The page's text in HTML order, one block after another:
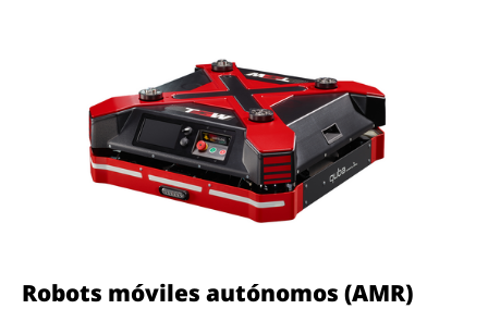
Robots móviles autónomos (AMR)